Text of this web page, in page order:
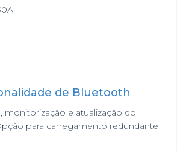
de Bluetooth
monitorização e atualização do
para carregamento redundante